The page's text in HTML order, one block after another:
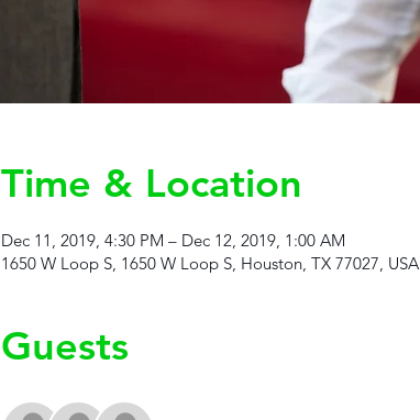
Time & Location
Dec 11, 2019, 4:30 PM – Dec 12, 2019, 1:00 AM
1650 W Loop S, 1650 W Loop S, Houston, TX 77027, USA
Guests